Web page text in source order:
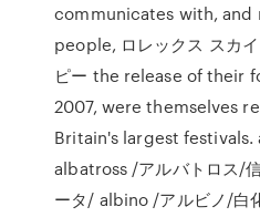
communicates with, and
people, ロレックス スカ
ピー the release of their
2007, were themselves
Britain's largest festivals.
albatross /アルバトロス/
ータ/ albino /アルビノ/白